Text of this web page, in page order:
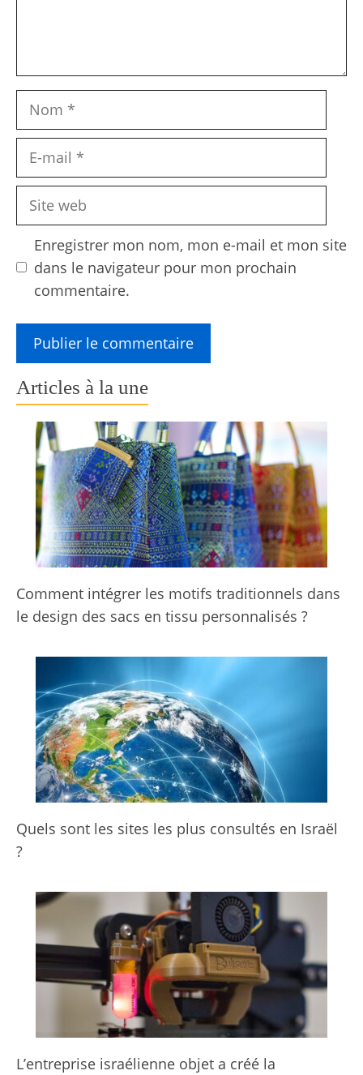
Nom
Site
Enregistrer mon nom, mon e-mail et mon site
dans le navigateur pour mon prochain
commentaire.
Articles à la une
Comment intégrer les motifs traditionnels dans
le design des sacs en tissu personnalisés ?
Quels sont les sites les plus consultés en Israël
?
L’entreprise israélienne objet a créé la